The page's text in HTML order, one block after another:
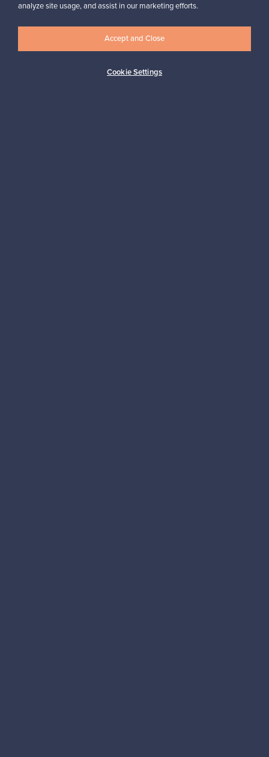
Haluatko inspiroitua designista?
Tilaa uutiskirjeemme ja pysyt ajan tasalla!
analyze site usage, and assist in our marketing efforts.
Cookie Settings
Accept and Close